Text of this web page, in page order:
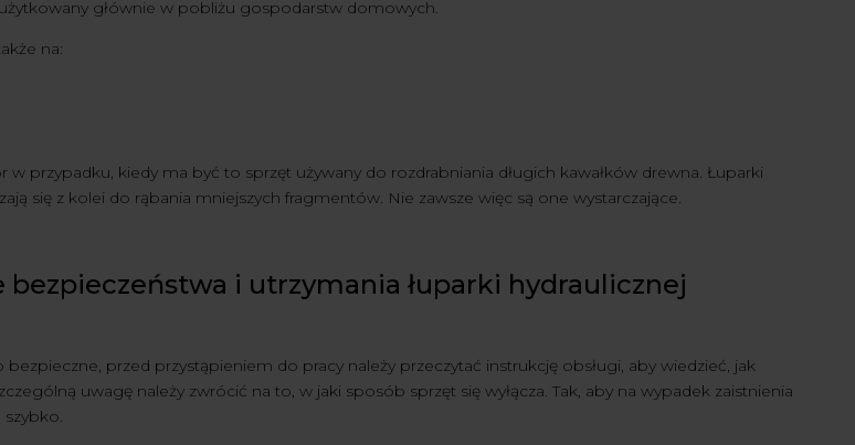
głównie w pobliżu gospodarstw domowych.
na:
w przypadku, kiedy ma być to sprzęt używany do rozdrabniania długich kawałków drewna. Łuparki
się z kolei do rąbania mniejszych fragmentów. Nie zawsze więc są one wystarczające.
bezpieczeństwa i utrzymania łuparki hydraulicznej
bezpieczne, przed przystąpieniem do pracy należy przeczytać instrukcję obsługi, aby wiedzieć, jak
uwagę należy zwrócić na to, w jaki sposób sprzęt się wyłącza. Tak, aby na wypadek zaistnienia